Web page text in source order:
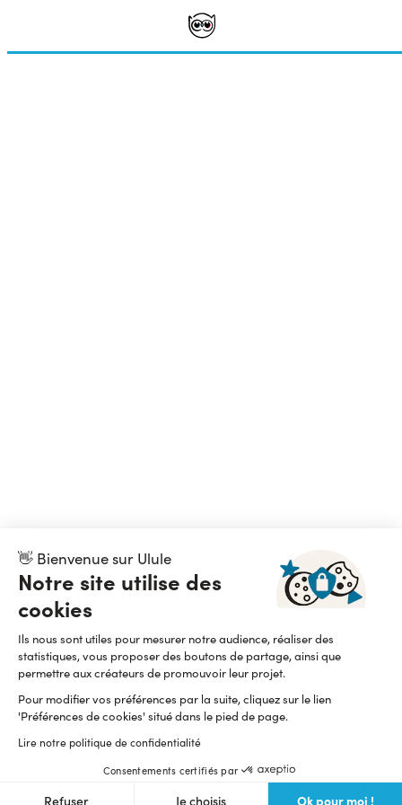
👋 Bienvenue sur Ulule
Notre site utilise des
cookies
Ils nous sont utiles pour mesurer notre audience, réaliser des
statistiques, vous proposer des boutons de partage, ainsi que
permettre aux créateurs de promouvoir leur projet.
Pour modifier vos préférences par la suite, cliquez sur le lien
'Préférences de cookies' situé dans le pied de page.
Lire notre politique de confidentialité
Consentements certifiés par
Refuser Je choisis Ok pour moi !